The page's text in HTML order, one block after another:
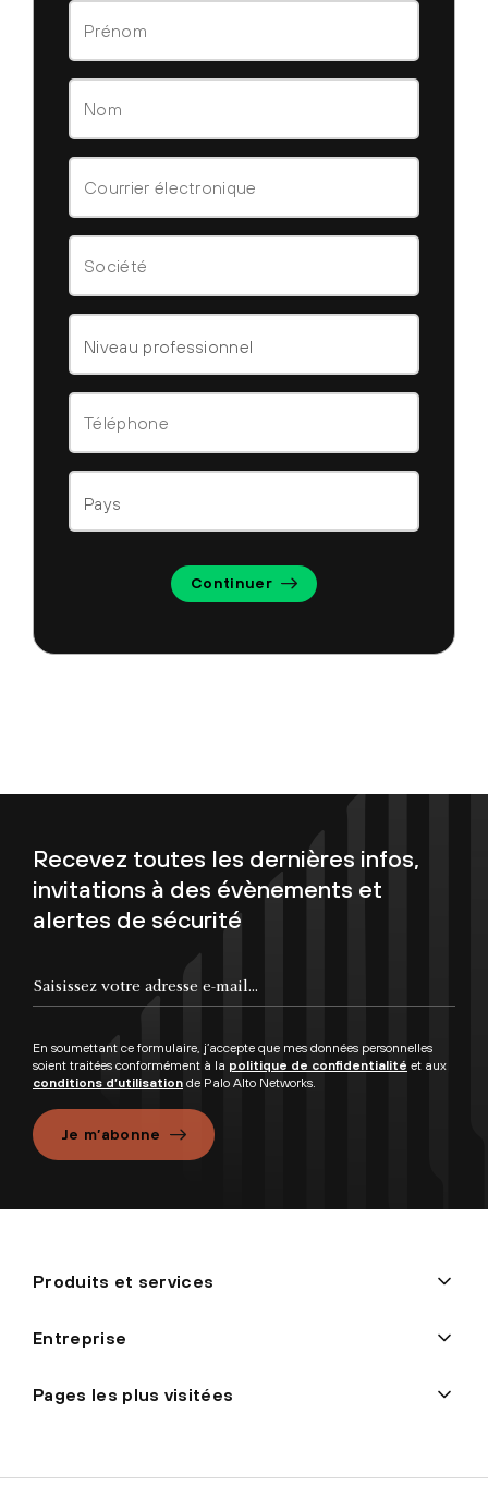
Continuer
Recevez toutes les dernières infos,
invitations à des évènements et
alertes de sécurité
En soumettant ce formulaire, j’accepte que mes données personnelles
soient traitées conformément à la politique de confidentialité et aux
conditions d’utilisation de Palo Alto Networks.
Je m’abonne
Produits et services
Entreprise
Pages les plus visitées